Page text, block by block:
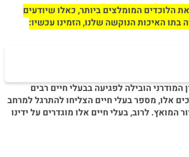
הלוכדים המומלצים ביותר, כאלו שיודעים
בתו האיכות הנוקשה שלנו, הזמינו עכשיו:
המודרני הובילה לפגיעה בבעלי חיים רבים
אלו, מספר בעלי חיים הצליחו להתרגל למרחב
לרוב, בעלי חיים אלו מוגדרים על ידינו